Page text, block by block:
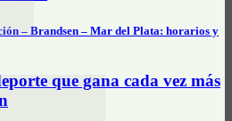
– Brandsen – Mar del Plata: horarios y
que gana cada vez más